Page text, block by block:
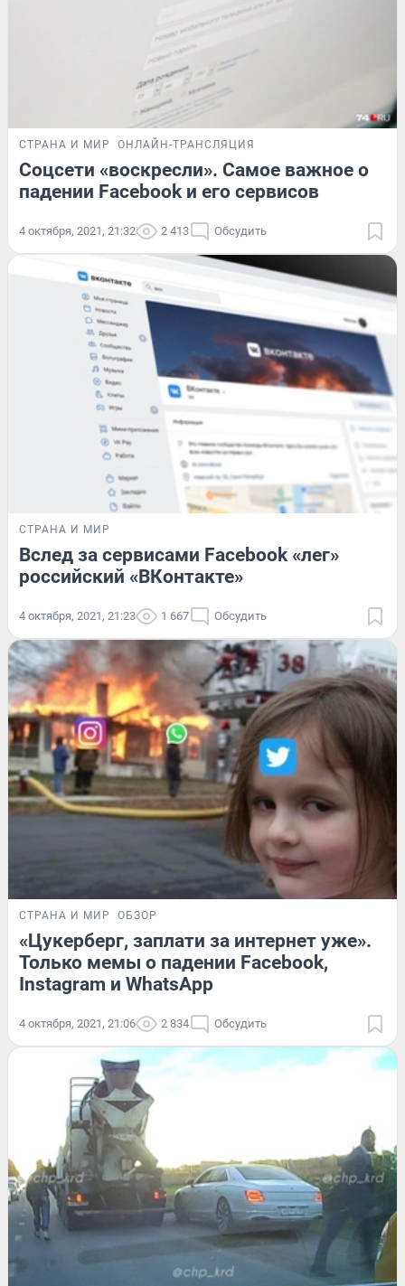
СТРАНА И МИР ОНЛАЙН-ТРАНСЛЯЦИЯ
Соцсети «воскресли». Самое важное о
падении Facebook и его сервисов
4 октября, 2021, 21:32 2 413 Обсудить
СТРАНА И МИР
Вслед за сервисами Facebook «лег»
российский «ВКонтакте»
4 октября, 2021, 21:23 1 667 Обсудить
СТРАНА И МИР ОБЗОР
«Цукерберг, заплати за интернет уже».
Только мемы о падении Facebook,
Instagram и WhatsApp
4 октября, 2021, 21:06 2 834 Обсудить